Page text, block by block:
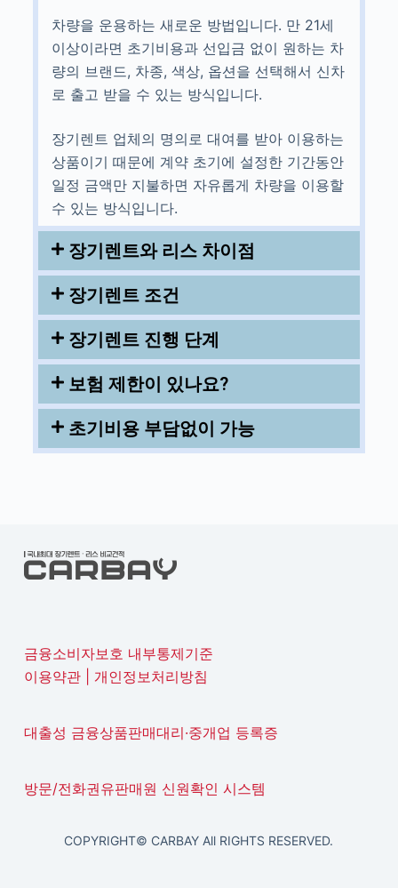
차량을 운용하는 새로운 방법입니다. 만 21세
이상이라면 초기비용과 선입금 없이 원하는 차
량의 브랜드, 차종, 색상, 옵션을 선택해서 신차
로 출고 받을 수 있는 방식입니다.
장기렌트 업체의 명의로 대여를 받아 이용하는
상품이기 때문에 계약 초기에 설정한 기간동안
일정 금액만 지불하면 자유롭게 차량을 이용할
수 있는 방식입니다.
장기렌트와 리스 차이점
장기렌트 조건
장기렌트 진행 단계
보험 제한이 있나요?
초기비용 부담없이 가능
금융소비자보호 내부통제기준
이용약관| 개인정보처리방침
대출성 금융상품판매대리·중개업 등록증
방문/전화권유판매원 신원확인 시스템
COPYRIGHT© CARBAY All RIGHTS RESERVED.